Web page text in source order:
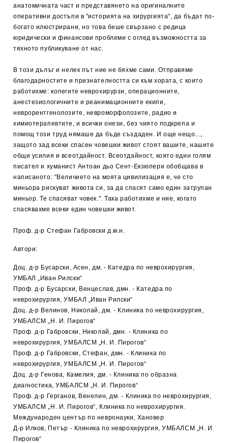
анатомичната част и представянето на оригиналните
оперативни достъпи в "историята на хирургията", да бъдат по-
богато илюстрирани, но това беше свързано с редица
юридически и финансови проблеми с оглед възможността за
тяхното публикуване от нас.
В този дълъг и нелек път ние не бяхме сами. Отправяме
благодарностите и признателността си към хората, с които
работихме: колегите неврохирурзи, операционните,
анестезиологичните и реанимационните екипи,
неврорентгенолозите, невроморфолозите, радио и
химиотерапевтите, и всички онези, без чиято подкрепа и
помощ този труд нямаше да бъде създаден. И още нещо...,
защото зад всеки спасен човешки живот стоят вашите, нашите
общи усилия и всеотдайност. Всеотдайност, която един голям
писател и хуманист Антоан дьо Сент-Екзюпери обобщава в
написаното: "Величието на моята цивилизация е, че сто
миньора рискуват живота си, за да спасят само един затрупан
миньор. Те спасяват човек.". Така работихме и ние, когато
спасявахме всеки един човешки живот.
Проф. д-р Стефан Габровски д.м.н.
Автори:
Доц. д-р Бусарски, Асен, дм. - Катедра по неврохирургия,
УМБАЛ „Иван Рилски“
Проф. д-р Бусарски, Венцеслав, дмн. - Катедра по
неврохирургия, УМБАЛ „Иван Рилски“
Доц. д-р Велинов, Николай, дм. - Клиника по неврохирургия,
УМБАЛСМ „Н. И. Пирогов“
Проф. д-р Габровски, Николай, дмн. - Клиника по
неврохирургия, УМБАЛСМ „Н. И. Пирогов“
Проф. д-р Габровски, Стефан, дмн. - Клиника по
неврохирургия, УМБАЛСМ „Н. И. Пирогов“
Доц. д-р Генова, Камелия, дм. - Клиника по образна
диагностика, УМБАЛСМ „Н. И. Пирогов“
Проф. д-р Герганов, Венелин, дм. - Клиника по неврохирургия,
УМБАЛСМ „Н. И. Пирогов“, Клиника по неврохирургия.
Международен център по невронауки, Хановер
Д-р Илков, Петър - Клиника по неврохирургия, УМБАЛСМ „Н. И.
Пирогов“